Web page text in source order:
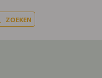
ZOEKEN